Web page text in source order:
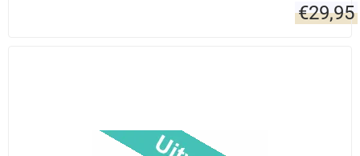
€29,95